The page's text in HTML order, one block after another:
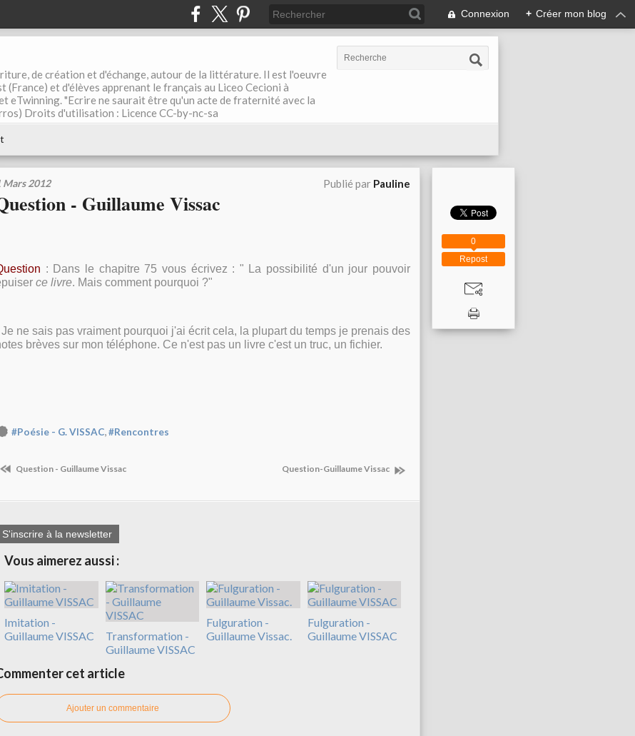
Connexion + Créer mon blog
de création et d'échange, autour de la littérature. Il est l'oeuvre
(France) et d'élèves apprenant le français au Liceo Cecioni à
eTwinning. "Ecrire ne saurait être qu'un acte de fraternité avec la
Droits d'utilisation : Licence CC-by-nc-sa
Mars 2012 Publié par Pauline
- Guillaume Vissac
: Dans le chapitre 75 vous écrivez : " La possibilité d'un jour pouvoir
ce livre. Mais comment pourquoi ?"
Je ne sais pas vraiment pourquoi j'ai écrit cela, la plupart du temps je prenais des
brèves sur mon téléphone. Ce n'est pas un livre c'est un truc, un fichier.
#Poésie - G. VISSAC,#Rencontres
Question - Guillaume Vissac Question-Guillaume Vissac
S'inscrire à la newsletter
Vous aimerez aussi :
Imitation -
Guillaume VISSAC
Transformation -
Guillaume VISSAC
Fulguration -
Guillaume Vissac.
Fulguration -
Guillaume VISSAC
cet article
Ajouter un commentaire
Repost
0